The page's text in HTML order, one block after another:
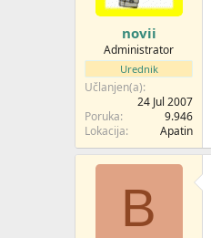
e
t
a
n
j
a
novii
Administrator
Urednik
Učlanjen(a)
24 Jul 2007
Poruka
9.946
Lokacija
Apatin
B